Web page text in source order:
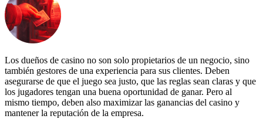
Los dueños de casino no son solo propietarios de un negocio, sino
también gestores de una experiencia para sus clientes. Deben
asegurarse de que el juego sea justo, que las reglas sean claras y que
los jugadores tengan una buena oportunidad de ganar. Pero al
mismo tiempo, deben also maximizar las ganancias del casino y
mantener la reputación de la empresa.